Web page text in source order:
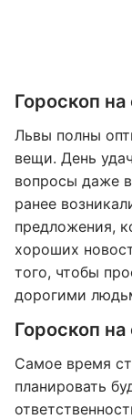
Гороскоп на
Львы полны
вещи. День
вопросы даже
ранее
предложения,
хороших
того, чтобы
дорогими
Гороскоп
Самое время
планировать